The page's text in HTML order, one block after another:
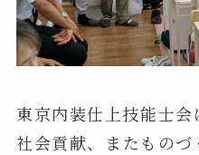
東京内装仕上技能士
社会貢献、またもの